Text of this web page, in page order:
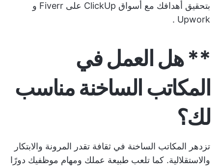
بتحقيق أهدافك مع
أسواق ClickUp على Fiverr و
Upwork
.
** هل العمل في
المكاتب الساخنة مناسب
لك؟
تزدهر المكاتب الساخنة في ثقافة تقدر المرونة والابتكار
والاستقلالية. كما تلعب طبيعة عملك ومهام موظفيك دورًا